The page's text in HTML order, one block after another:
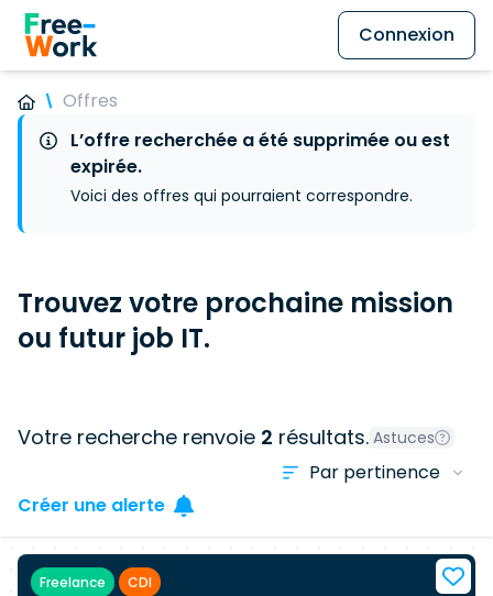
Connexion
Offres
L’offre recherchée a été supprimée ou est
expirée.
Voici des offres qui pourraient correspondre.
Trouvez votre prochaine mission
ou futur job IT.
Votre recherche renvoie 2 résultats. Astuces
Créer une alerte
Freelance CDI